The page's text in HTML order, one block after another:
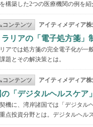
構築した2つの医療機関の例を紹
コンテンツ アイティメディア
リアの「電子処方箋」
アでは処方箋の完全電子化が一
題とその解決策とは。
コンテンツ アイティメディア
の「デジタルヘルスケ
機に、湾岸諸国では「デジタル
点投資分野とは。デジタルヘル